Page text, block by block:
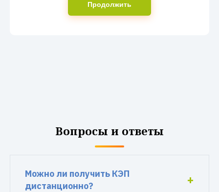
Продолжить
Вопросы и ответы
Можно ли получить КЭП
дистанционно?